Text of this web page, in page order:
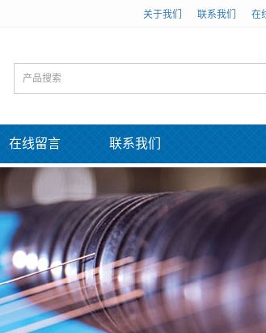
关于我们 联系我们 在
在线留言 联系我们